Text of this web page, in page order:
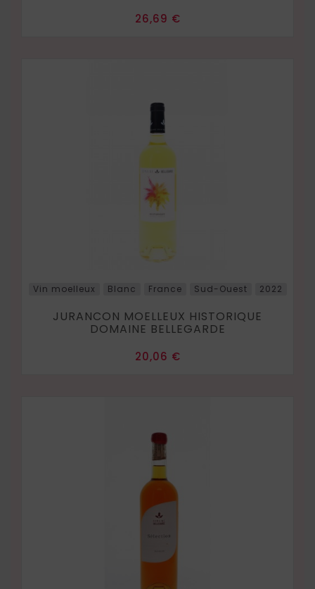
Prix
26,69 €
Vin moelleux Blanc France Sud-Ouest 2022
JURANCON MOELLEUX HISTORIQUE
DOMAINE BELLEGARDE
Prix
20,06 €